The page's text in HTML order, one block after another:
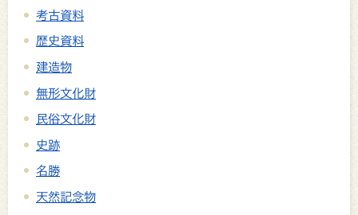
考古資料
歴史資料
建造物
無形文化財
民俗文化財
史跡
名勝
天然記念物